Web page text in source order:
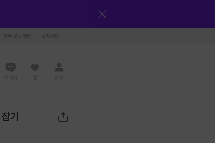
자주 묻는 질문 공지사항
메시지 찜 마이
기